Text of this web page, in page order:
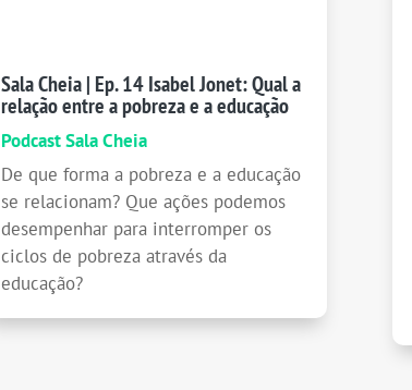
Sala Cheia | Ep. 14 Isabel Jonet: Qual a
relação entre a pobreza e a educação
Podcast Sala Cheia
De que forma a pobreza e a educação
se relacionam? Que ações podemos
desempenhar para interromper os
ciclos de pobreza através da
educação?